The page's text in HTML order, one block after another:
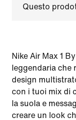
Questo
Nike Air Max 1
leggendaria che
design
con i tuoi mix di
la suola e
creare un look